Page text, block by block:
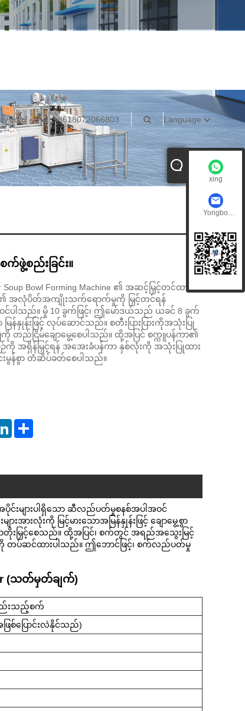
+8618072066803 Language
က်ဖွဲ့စည်းခြင်း။
Soup Bowl Forming Machine ၏ အဆင့်မြှင့်တင်ထား
၏ အလုံပိတ်အကျိုးသက်ရောက်မှုကို မြှင့်တင်ရန်
ဝင်ပါသည်။ မှို 10 ခွက်ဖြင့်၊ ဤမော်ဒယ်သည် ယခင် 8 ခွက်
ြန်နှုန်းဖြင့် လုပ်ဆောင်သည်။ စတီးပြားပြားကိုအသုံးပြု
ကို တည်ငြိမ်ချောမွေ့စေပါသည်။ ထို့အပြင် စက္ကူပန်ကာ၏
ကို အရှိန်မြှင့်ရန် အအေးခံပန်ကာ နှစ်လုံးကို အသုံးပြုထား
းမွန်စွာ တံဆိပ်ခတ်စေပါသည်။
LinkedInShare
ပိုင်းများပါရှိသော ဆီလည်ပတ်မှုစနစ်အပါအဝင်
လုံးကို မြင့်မားသောအမြန်နှုန်းဖြင့် ချောမွေ့စွာ
တိုးမြှင့်စေသည်။ ထို့အပြင်၊ စက်တွင် အရည်အသွေးမြင့်
ကို တပ်ဆင်ထားပါသည်။ ဤဘောင်ဖြင့်၊ စက်လည်ပတ်မှု
(သတ်မှတ်ချက်)
ည်းသည့်စက်
စ်ပြောင်းလဲနိုင်သည်)
xing
Yongbo